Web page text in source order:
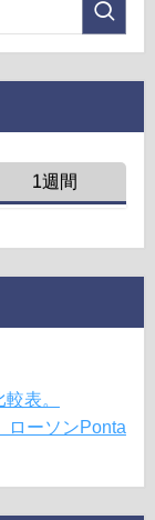
1週間
表。
ローソンPonta